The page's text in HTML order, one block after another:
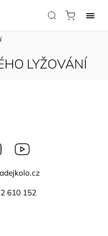
LYŽOVÁNÍ
Instagram
610 152